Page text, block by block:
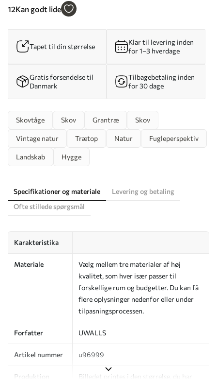
u96999
12Kan godt lide
Tapet til din størrelse
Klar til levering inden
for 1–3 hverdage
Gratis forsendelse til
Danmark
Tilbagebetaling inden
for 30 dage
Skovtåge Skov Grantræ Skov
Vintage natur Trætop Natur Fugleperspektiv
Landskab Hygge
Specifikationer og materiale
Levering og betaling
Ofte stillede spørgsmål
Karakteristika
Materiale
Vælg mellem tre materialer af høj
kvalitet, som hver især passer til
forskellige rum og budgetter. Du kan få
flere oplysninger nedenfor eller under
tilpasningsprocessen.
Forfatter UWALLS
Artikel nummer u96999
Produktion
Billedet printes i den størrelse, du har